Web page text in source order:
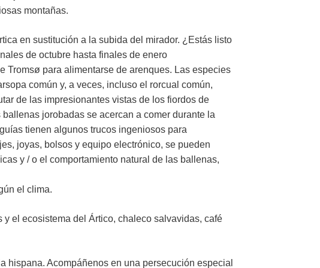
montañas.
en sustitución a la subida del mirador. ¿Estás listo
de octubre hasta finales de enero
Tromsø para alimentarse de arenques. Las especies
común y, a veces, incluso el rorcual común,
de las impresionantes vistas de los fiordos de
jorobadas se acercan a comer durante la
tienen algunos trucos ingeniosos para
joyas, bolsos y equipo electrónico, se pueden
y / o el comportamiento natural de las ballenas,
el clima.
el ecosistema del Ártico, chaleco salvavidas, café
hispana. Acompáñenos en una persecución especial